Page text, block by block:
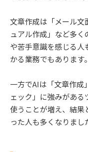
文章作成は「メール文
ュアル作成」など多
や苦手意識を感じる
かる業務でもあります。
一方でAIは「文章作成
ェック」に強みがあ
使うことが増え、結果
った人も多くなりまし